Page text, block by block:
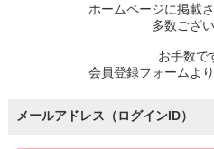
ホームページに掲載
多数ござい
お手数で
会員登録フォームよ
メールアドレス（ログインID）